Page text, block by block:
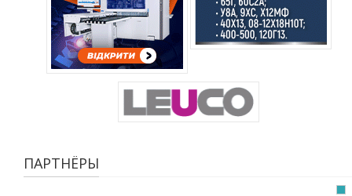
ПАРТНЁРЫ